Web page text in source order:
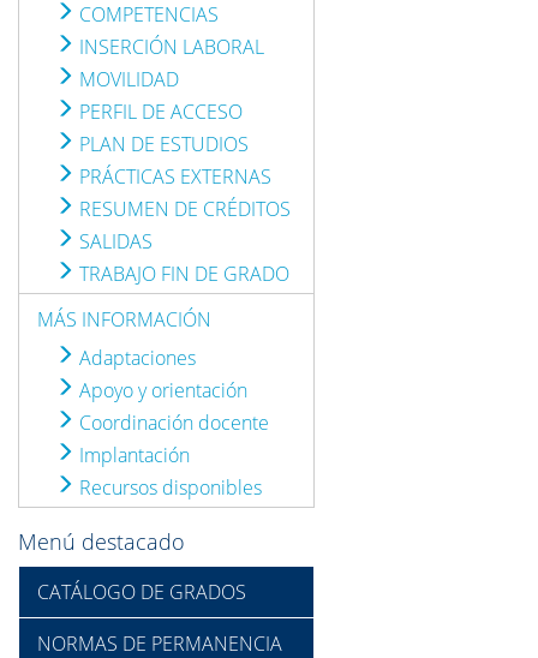
COMPETENCIAS
INSERCIÓN LABORAL
MOVILIDAD
PERFIL DE ACCESO
PLAN DE ESTUDIOS
PRÁCTICAS EXTERNAS
RESUMEN DE CRÉDITOS
SALIDAS
TRABAJO FIN DE GRADO
MÁS INFORMACIÓN
Adaptaciones
Apoyo y orientación
Coordinación docente
Implantación
Recursos disponibles
Menú destacado
CATÁLOGO DE GRADOS
NORMAS DE PERMANENCIA